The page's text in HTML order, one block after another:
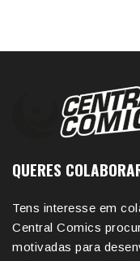
QUERES
Tens interesse em
Central Comics
motivadas para